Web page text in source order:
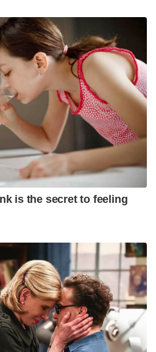
is the secret to feeling